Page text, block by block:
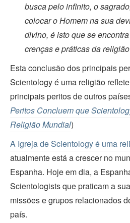
busca pelo infinito, o
colocar o Homem na sua
divino, é isto que se
crenças e práticas da
Esta conclusão dos principais
Scientology é uma religião
principais peritos de outros
Peritos Concluem que
Religião Mundial)
A Igreja de Scientology é uma
atualmente está a crescer no
Espanha. Hoje em dia, a
Scientologists que praticam a
missões e grupos relacionados
país.